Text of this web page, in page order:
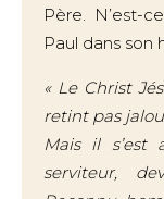
Père. N’est-
Paul dans son
« Le Christ
retint pas
Mais il s’est
serviteur,